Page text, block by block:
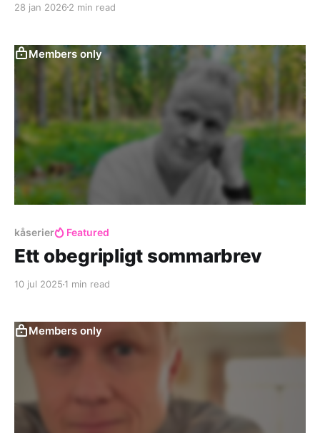
som ett löfte. Men en natt hade jag en dröm där
28 jan 2026 2 min read
Members only
kåserier Featured
Ett obegripligt sommarbrev
10 jul 2025 1 min read
Members only